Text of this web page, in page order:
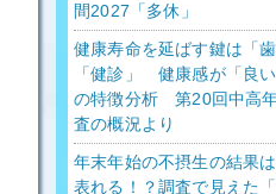
間2027「多休」
健康寿命を延ばす鍵は「
「健診」 健康感が「良
の特徴分析 第20回中高
査の概況より
年末年始の不摂生の結果
表れる！？調査で見えた